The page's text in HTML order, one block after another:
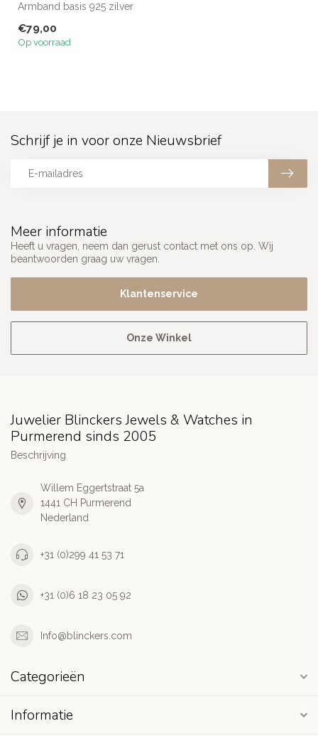
Armband basis 925 zilver
met zi...
€79,00
Op voorraad
Meer informatie
Heeft u vragen, neem dan gerust contact met ons op. Wij
beantwoorden graag uw vragen.
Klantenservice
Onze Winkel
Schrijf je in voor onze Nieuwsbrief
Juwelier Blinckers Jewels & Watches in
Purmerend sinds 2005
Beschrijving
Willem Eggertstraat 5a
1441 CH Purmerend
Nederland
+31 (0)299 41 53 71
+31 (0)6 18 23 05 92
Info@blinckers.com
Categorieën
Informatie